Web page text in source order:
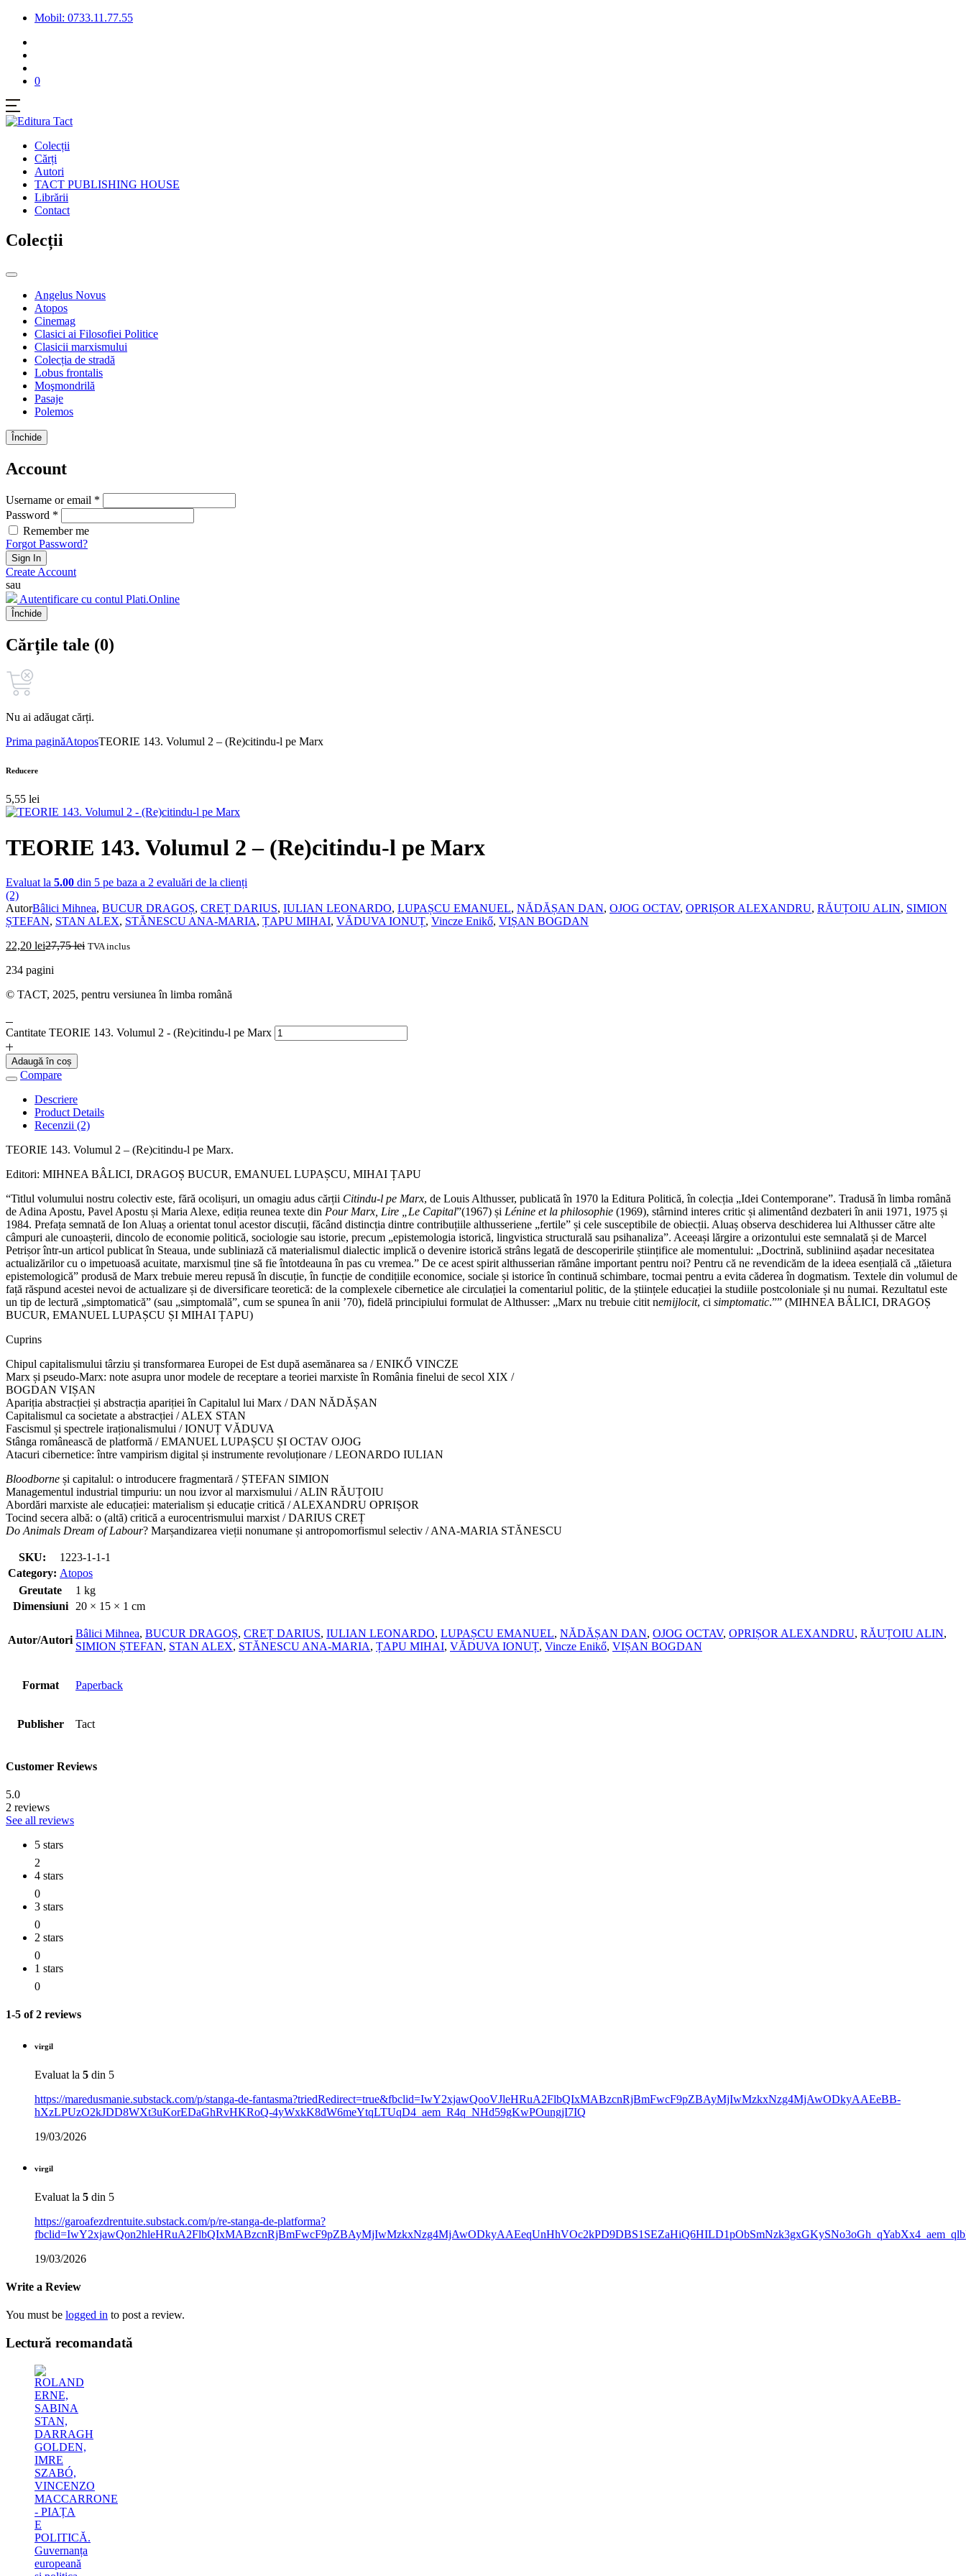
Mobil: 0733.11.77.55
0
Colecții
Cărți
Autori
TACT PUBLISHING HOUSE
Librării
Contact
Colecții
Angelus Novus
Atopos
Cinemag
Clasici ai Filosofiei Politice
Clasicii marxismului
Colecția de stradă
Lobus frontalis
Moşmondrilă
Pasaje
Polemos
Închide
Account
Username or email *
Password *
Remember me
Forgot Password?
Sign In
Create Account
sau
Autentificare cu contul Plati.Online
Închide
Cărțile tale (0)
Nu ai adăugat cărți.
Prima paginăAtoposTEORIE 143. Volumul 2 – (Re)citindu-l pe Marx
Reducere
5,55 lei
TEORIE 143. Volumul 2 – (Re)citindu-l pe Marx
Evaluat la 5.00 din 5 pe baza a 2 evaluări de la clienți
(2)
AutorBâlici Mihnea, BUCUR DRAGOȘ, CREȚ DARIUS, IULIAN LEONARDO, LUPAȘCU EMANUEL, NĂDĂȘAN DAN, OJOG OCTAV, OPRIȘOR ALEXANDRU, RĂUȚOIU ALIN, SIMION
ȘTEFAN, STAN ALEX, STĂNESCU ANA‑MARIA, ȚAPU MIHAI, VĂDUVA IONUȚ, Vincze Enikő, VIȘAN BOGDAN
22,20 lei27,75lei TVA inclus
234 pagini
© TACT, 2025, pentru versiunea în limba română
Cantitate TEORIE 143. Volumul 2 - (Re)citindu-l pe Marx
Adaugă în coș
Compare
Descriere
Product Details
Recenzii (2)
TEORIE 143. Volumul 2 – (Re)citindu-l pe Marx.
Editori: MIHNEA BÂLICI, DRAGOȘ BUCUR, EMANUEL LUPAȘCU, MIHAI ȚAPU
“Titlul volumului nostru colectiv este, fără ocolișuri, un omagiu adus cărții Citindu‑l pe Marx, de Louis Althusser, publicată în 1970 la Editura Politică, în colecția „Idei Contemporane”. Tradusă în limba română
de Adina Apostu, Pavel Apostu și Maria Alexe, ediția reunea texte din Pour Marx, Lire „Le Capital”(1967) și Lénine et la philosophie (1969), stârnind interes critic și alimentând dezbateri în anii 1971, 1975 și
1984. Prefața semnată de Ion Aluaș a orientat tonul acestor discuții, făcând distincția dintre contribuțiile althusseriene „fertile” și cele susceptibile de obiecții. Aluaș observa deschiderea lui Althusser către alte
câmpuri ale cunoașterii, dincolo de economie politică, sociologie sau istorie, precum „epistemologia istorică, lingvistica structurală sau psihanaliza”. Aceeași lărgire a orizontului este semnalată și de Marcel
Petrișor într‑un articol publicat în Steaua, unde subliniază că materialismul dialectic implică o devenire istorică strâns legată de descoperirile științifice ale momentului: „Doctrină, subliniind așadar necesitatea
actualizărilor cu o impetuoasă acuitate, marxismul ține să fie întotdeauna în pas cu vremea.” De ce acest spirit althusserian rămâne important pentru noi? Pentru că ne revendicăm de la ideea esențială că „tăietura
epistemologică” produsă de Marx trebuie mereu repusă în discuție, în funcție de condițiile economice, sociale și istorice în continuă schimbare, tocmai pentru a evita căderea în dogmatism. Textele din volumul de
față răspund acestei nevoi de actualizare și de diversificare teoretică: de la complexele cibernetice ale circulației la comentariul politic, de la științele educației la studiile postcoloniale și nu numai. Rezultatul este
un tip de lectură „simptomatică” (sau „simptomală”, cum se spunea în anii ’70), fidelă principiului formulat de Althusser: „Marx nu trebuie citit nemijlocit, ci simptomatic.”” (MIHNEA BÂLICI, DRAGOȘ
BUCUR, EMANUEL LUPAȘCU ȘI MIHAI ȚAPU)
Cuprins
Chipul capitalismului târziu și transformarea Europei de Est după asemănarea sa / ENIKŐ VINCZE
Marx și pseudo-Marx: note asupra unor modele de receptare a teoriei marxiste în România finelui de secol XIX /
BOGDAN VIȘAN
Apariția abstracției și abstracția apariției în Capitalul lui Marx / DAN NĂDĂȘAN
Capitalismul ca societate a abstracției / ALEX STAN
Fascismul și spectrele iraționalismului / IONUȚ VĂDUVA
Stânga românească de platformă / EMANUEL LUPAȘCU ȘI OCTAV OJOG
Atacuri cibernetice: între vampirism digital și instrumente revoluționare / LEONARDO IULIAN
Bloodborne și capitalul: o introducere fragmentară / ȘTEFAN SIMION
Managementul industrial timpuriu: un nou izvor al marxismului / ALIN RĂUȚOIU
Abordări marxiste ale educației: materialism și educație critică / ALEXANDRU OPRIȘOR
Tocind secera albă: o (altă) critică a eurocentrismului marxist / DARIUS CREȚ
Do Animals Dream of Labour? Marșandizarea vieții nonumane și antropomorfismul selectiv / ANA‑MARIA STĂNESCU
SKU:
1223-1-1-1
Category: Atopos
Greutate
1 kg
Dimensiuni
20 × 15 × 1 cm
Autor/Autori
Bâlici Mihnea, BUCUR DRAGOȘ, CREȚ DARIUS, IULIAN LEONARDO, LUPAȘCU EMANUEL, NĂDĂȘAN DAN, OJOG OCTAV, OPRIȘOR ALEXANDRU, RĂUȚOIU ALIN,
SIMION ȘTEFAN, STAN ALEX, STĂNESCU ANA‑MARIA, ȚAPU MIHAI, VĂDUVA IONUȚ, Vincze Enikő, VIȘAN BOGDAN
Format Paperback
Publisher Tact
Customer Reviews
5.0
2 reviews
See all reviews
5 stars
2
4 stars
0
3 stars
0
2 stars
0
1 stars
0
1-5 of 2 reviews
virgil
Evaluat la 5 din 5
https://maredusmanie.substack.com/p/stanga-de-fantasma?triedRedirect=true&fbclid=IwY2xjawQooVJleHRuA2FlbQIxMABzcnRjBmFwcF9pZBAyMjIwMzkxNzg4MjAwODkyAAEeBB-
hXzLPUzO2kJDD8WXt3uKorEDaGhRvHKRoQ-4yWxkK8dW6meYtqLTUqD4_aem_R4q_NHd59gKwPOungjI7IQ
19/03/2026
virgil
Evaluat la 5 din 5
https://garoafezdrentuite.substack.com/p/re-stanga-de-platforma?
19/03/2026
Write a Review
You must be logged in to post a review.
Lectură recomandată